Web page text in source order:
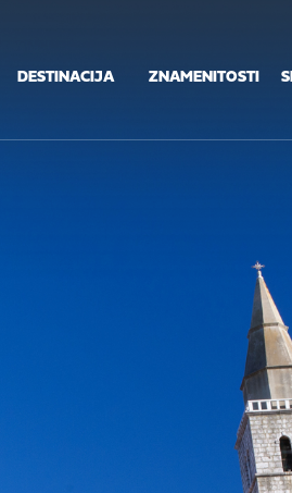
DESTINACIJA ZNAMENITOSTI